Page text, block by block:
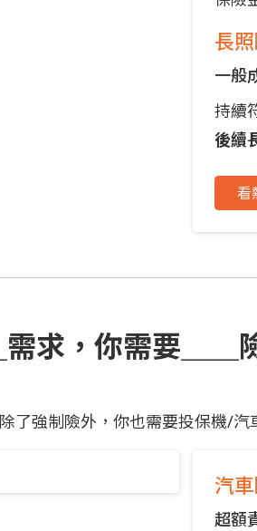
長
一般
持續
後續
看
求，你需要＿＿
了強制險外，你也需要投保機/汽
汽
超額